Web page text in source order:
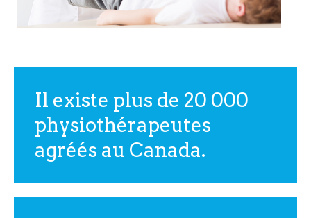
Il existe plus de 20 000
physiothérapeutes
agréés au Canada.